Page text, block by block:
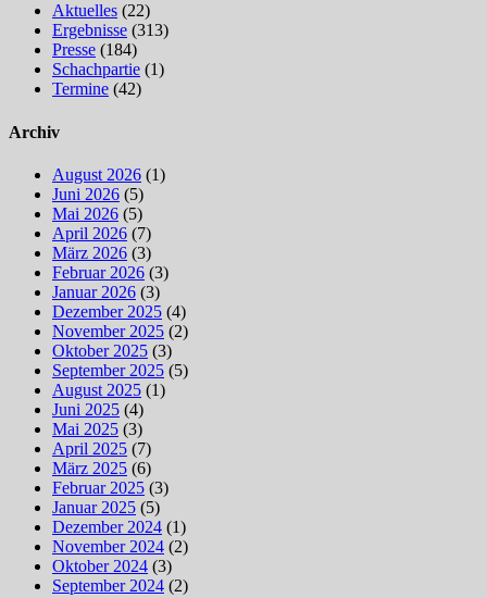
Aktuelles (22)
Ergebnisse (313)
Presse (184)
Schachpartie (1)
Termine (42)
Archiv
August 2026 (1)
Juni 2026 (5)
Mai 2026 (5)
April 2026 (7)
März 2026 (3)
Februar 2026 (3)
Januar 2026 (3)
Dezember 2025 (4)
November 2025 (2)
Oktober 2025 (3)
September 2025 (5)
August 2025 (1)
Juni 2025 (4)
Mai 2025 (3)
April 2025 (7)
März 2025 (6)
Februar 2025 (3)
Januar 2025 (5)
Dezember 2024 (1)
November 2024 (2)
Oktober 2024 (3)
September 2024 (2)